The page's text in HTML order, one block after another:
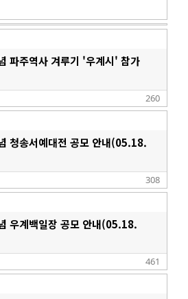
파주역사 겨루기 '우계시' 참가
260
청송서예대전 공모 안내(05.18.
308
우계백일장 공모 안내(05.18.
461